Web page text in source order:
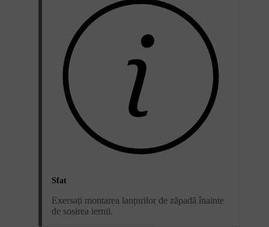
Sfat
Exersați montarea lanțurilor de zăpadă înainte
de sosirea iernii.